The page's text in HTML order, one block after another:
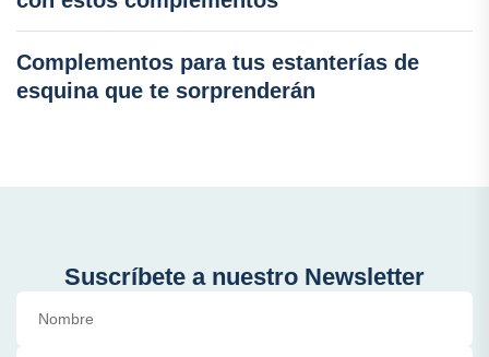
Complementos para tus estanterías de
esquina que te sorprenderán
Suscríbete a nuestro Newsletter